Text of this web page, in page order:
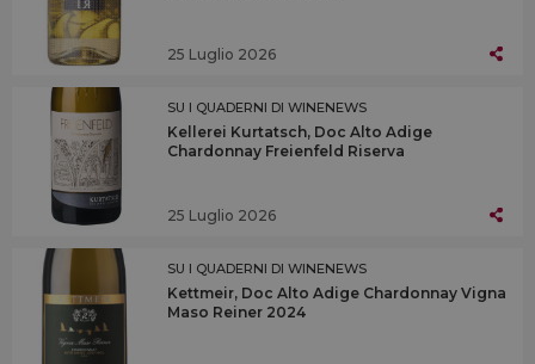
25 Luglio 2026
SU I QUADERNI DI WINENEWS
Kellerei Kurtatsch, Doc Alto Adige
Chardonnay Freienfeld Riserva
25 Luglio 2026
SU I QUADERNI DI WINENEWS
Kettmeir, Doc Alto Adige Chardonnay Vigna
Maso Reiner 2024